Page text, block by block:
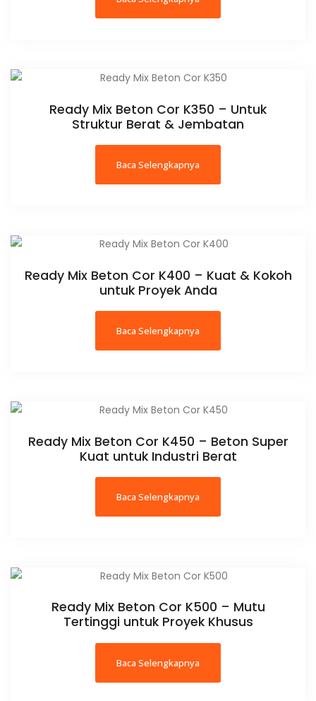
Ready Mix Beton Cor K350 – Untuk
Struktur Berat & Jembatan
Baca Selengkapnya
Ready Mix Beton Cor K400 – Kuat & Kokoh
untuk Proyek Anda
Baca Selengkapnya
Ready Mix Beton Cor K450 – Beton Super
Kuat untuk Industri Berat
Baca Selengkapnya
Ready Mix Beton Cor K500 – Mutu
Tertinggi untuk Proyek Khusus
Baca Selengkapnya